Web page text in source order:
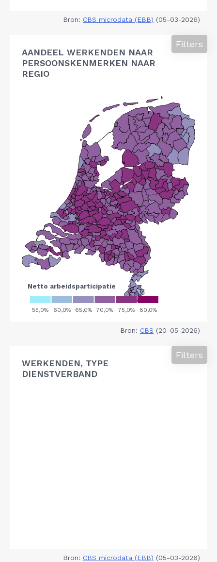
Bron: CBS microdata (EBB) (05-03-2026)
AANDEEL WERKENDEN NAAR
PERSOONSKENMERKEN NAAR
REGIO
Filters
Bron: CBS (20-05-2026)
WERKENDEN, TYPE
DIENSTVERBAND
Filters
Bron: CBS microdata (EBB) (05-03-2026)